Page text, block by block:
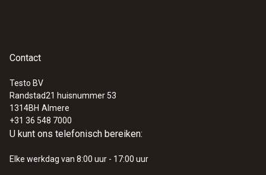
Contact
Testo BV
Randstad21 huisnummer 53
1314BH Almere
+31 36 548 7000
U kunt ons telefonisch bereiken:
Elke werkdag van 8:00 uur - 17:00 uur